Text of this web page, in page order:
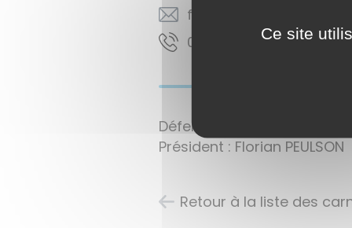
50 58 03 82 60
Défense des intérêts des
Président : Florian PEULSON
Retour à la liste des
Ce site